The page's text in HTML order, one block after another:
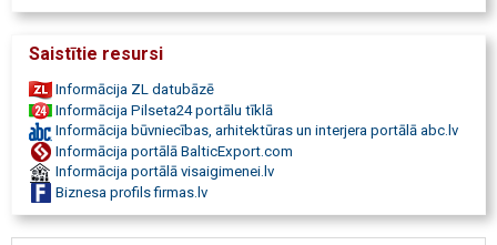
Saistītie resursi
Informācija ZL datubāzē
Informācija Pilseta24 portālu tīklā
Informācija būvniecības, arhitektūras un interjera portālā abc.lv
Informācija portālā BalticExport.com
Informācija portālā visaigimenei.lv
Biznesa profils firmas.lv